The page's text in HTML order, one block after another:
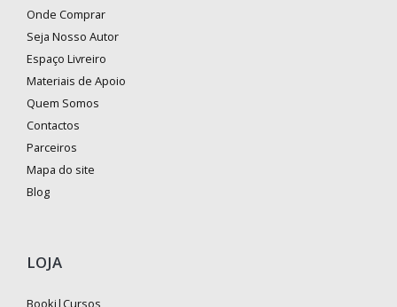
Onde Comprar
Seja Nosso Autor
Espaço Livreiro
Materiais de Apoio
Quem Somos
Contactos
Parceiros
Mapa do site
Blog
LOJA
Booki|Cursos